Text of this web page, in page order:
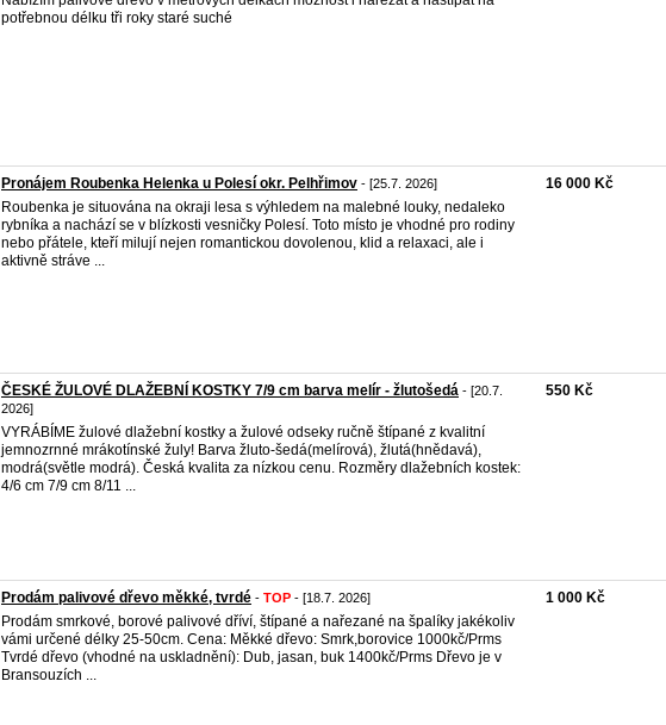
potřebnou délku tři roky staré suché
Pronájem Roubenka Helenka u Polesí okr. Pelhřimov - [25.7. 2026]
Roubenka je situována na okraji lesa s výhledem na malebné louky, nedaleko
rybníka a nachází se v blízkosti vesničky Polesí. Toto místo je vhodné pro rodiny
nebo přátele, kteří milují nejen romantickou dovolenou, klid a relaxaci, ale i
aktivně stráve ...
16 000 Kč
ČESKÉ ŽULOVÉ DLAŽEBNÍ KOSTKY 7/9 cm barva melír - žlutošedá - [20.7.
2026]
VYRÁBÍME žulové dlažební kostky a žulové odseky ručně štípané z kvalitní
jemnozrnné mrákotínské žuly! Barva žluto-šedá(melírová), žlutá(hnědavá),
modrá(světle modrá). Česká kvalita za nízkou cenu. Rozměry dlažebních kostek:
4/6 cm 7/9 cm 8/11 ...
550 Kč
Prodám palivové dřevo měkké, tvrdé - TOP - [18.7. 2026]
Prodám smrkové, borové palivové dříví, štípané a nařezané na špalíky jakékoliv
vámi určené délky 25-50cm. Cena: Měkké dřevo: Smrk,borovice 1000kč/Prms
Tvrdé dřevo (vhodné na uskladnění): Dub, jasan, buk 1400kč/Prms Dřevo je v
Bransouzích ...
1 000 Kč